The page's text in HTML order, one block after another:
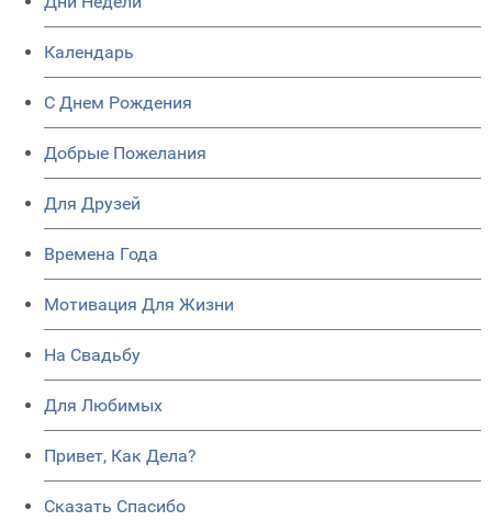
Календарь
C Днем Рождения
Добрые Пожелания
Для Друзей
Времена Года
Мотивация Для Жизни
На Свадьбу
Для Любимых
Привет, Как Дела?
Сказать Спасибо